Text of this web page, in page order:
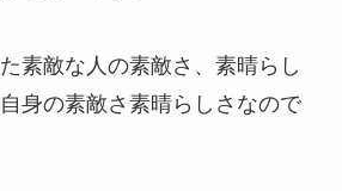
素敵な人の素敵さ、素晴らし
身の素敵さ素晴らしさなので